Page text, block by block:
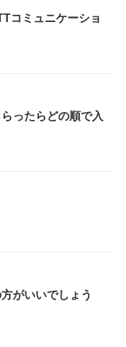
コミュニケーショ
ったらどの順で入
がいいでしょう